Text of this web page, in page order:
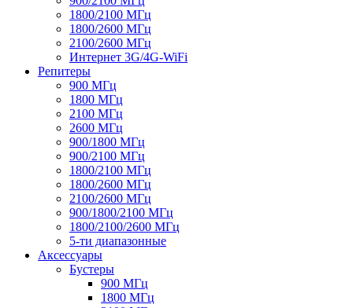
1800/2100 МГц
1800/2600 МГц
2100/2600 МГц
Интернет 3G/4G-WiFi
Репитеры
900 МГц
1800 МГц
2100 МГц
2600 МГц
900/1800 МГц
900/2100 МГц
1800/2100 МГц
1800/2600 МГц
2100/2600 МГц
900/1800/2100 МГц
1800/2100/2600 МГц
5-ти диапазонные
Аксессуары
Бустеры
900 МГц
1800 МГц